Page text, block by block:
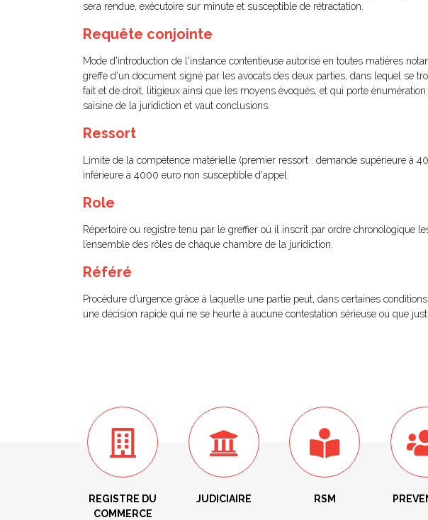
sera rendue, exécutoire sur minute et susceptible de rétractation.
Requête conjointe
Mode d'introduction de l'instance contentieuse autorisé en toutes matières
greffe d'un document signé par les avocats des deux parties, dans lequel se
fait et de droit, litigieux ainsi que les moyens évoqués, et qui porte
saisine de la juridiction et vaut conclusions.
Ressort
Limite de la compétence matérielle (premier ressort : demande supérieure à
inférieure à 4000 euro non susceptible d'appel.
Role
Répertoire ou registre tenu par le greffier où il inscrit par ordre chronologique
l’ensemble des rôles de chaque chambre de la juridiction.
Référé
Procédure d’urgence grâce à laquelle une partie peut, dans certaines
une décision rapide qui ne se heurte à aucune contestation sérieuse ou que
REGISTRE DU
COMMERCE
JUDICIAIRE RSM